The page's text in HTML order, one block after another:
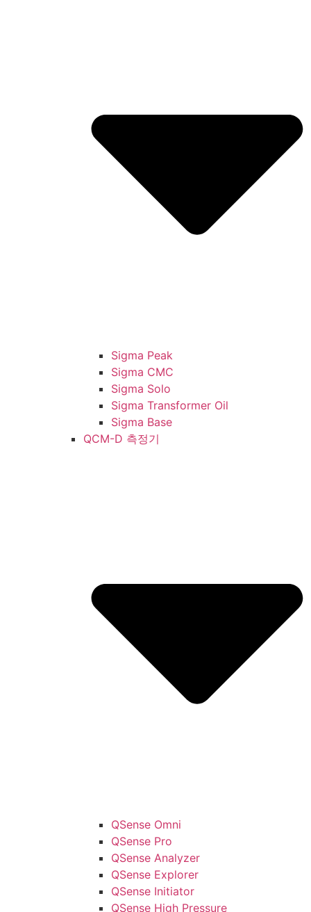
Sigma Peak
Sigma CMC
Sigma Solo
Sigma Transformer Oil
Sigma Base
QCM-D 측정기
QSense Omni
QSense Pro
QSense Analyzer
QSense Explorer
QSense Initiator
QSense High Pressure